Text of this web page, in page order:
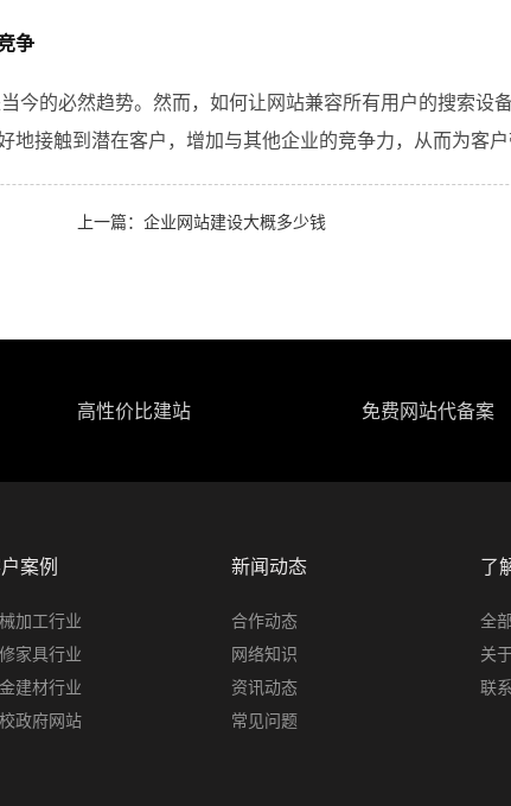
争
今的必然趋势。然而，如何让网站兼容所有用户的搜索设
地接触到潜在客户，增加与其他企业的竞争力，从而为客户
上一篇：企业网站建设大概多少钱
高性价比建站 免费网站代备案
案例
加工行业
家具行业
建材行业
政府网站
新闻动态
合作动态
网络知识
资讯动态
常见问题
了
全
关
联